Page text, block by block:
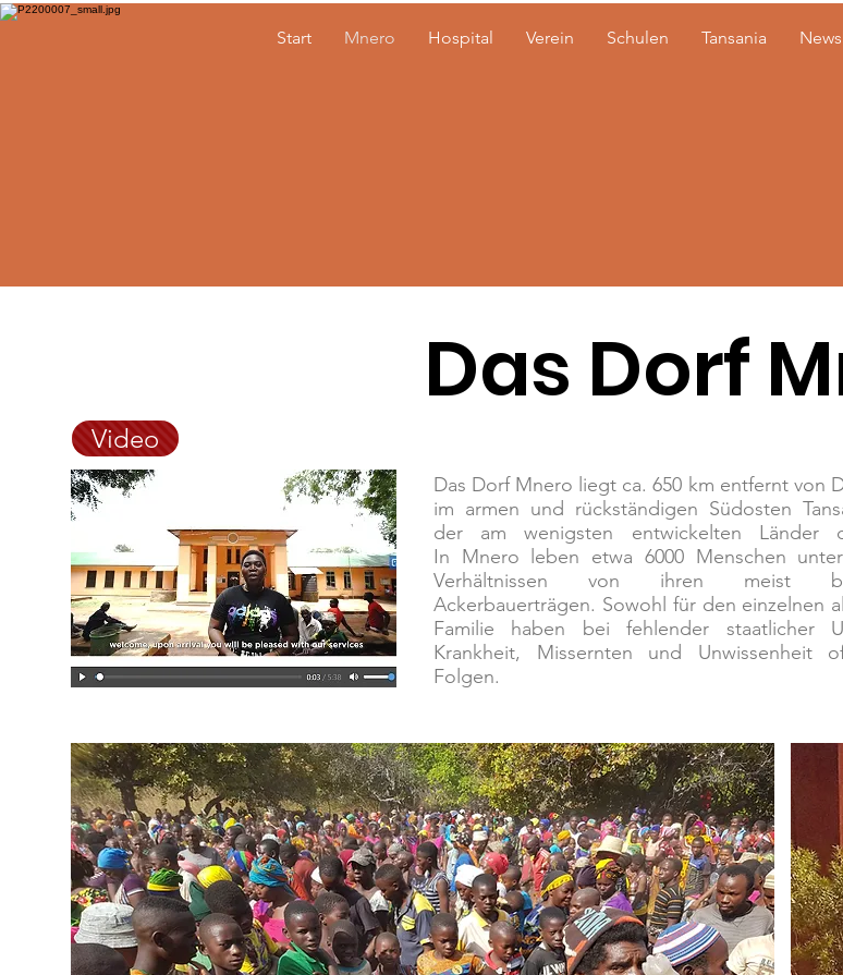
Start Mnero Hospital Verein Schulen Tansania
Das Dorf
Video
Das Dorf Mnero liegt ca. 650 km entfernt von
im armen und rückständigen Südosten
der am wenigsten entwickelten Länder
In Mnero leben etwa 6000 Menschen
Verhältnissen von ihren meist
Ackerbauerträgen. Sowohl für den einzelnen
Familie haben bei fehlender staatlicher
Krankheit, Missernten und Unwissenheit
Folgen.